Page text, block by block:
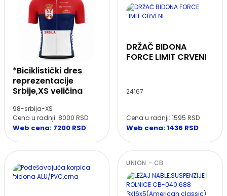
*Biciklistički dres
reprezentacije
Srbije,XS veličina
98-srbija-XS
Cena u radnji: 8000 RSD
Web cena: 7200 RSD
DRŽAČ BIDONA
FORCE LIMIT CRVENI
24167
Cena u radnji: 1595 RSD
Web cena: 1436 RSD
UNION - CB